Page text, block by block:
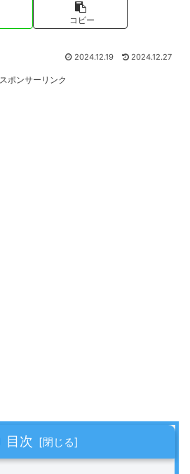
コピー
2024.12.19 2024.12.27
スポンサーリンク
目次